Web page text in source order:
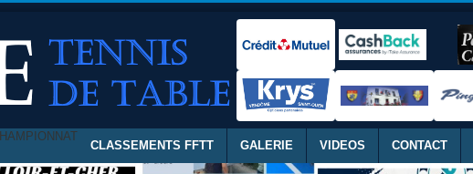
CLASSEMENTS FFTT GALERIE VIDEOS CONTACT